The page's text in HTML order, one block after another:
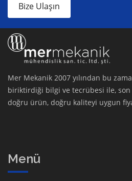
Bize Ulaşın
Mer Mekanik 2007 yılından bu
biriktirdiği bilgi ve tecrübesi ile, son
doğru ürün, doğru kaliteyi uygun
Menü